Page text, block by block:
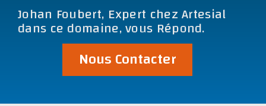
Johan Foubert, Expert chez Artesial
dans ce domaine, vous Répond.
Nous Contacter